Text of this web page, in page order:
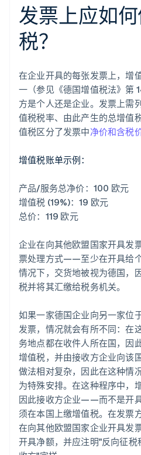
发票上应如
税？
在企业开具的每张发票上，增
一（参见《德国增值税法》第
方是个人还是企业。发票上需
值税税率、由此产生的总增值
值税区分了发票中净价和含税
增值税账单示例：
产品/服务总净价：100 欧元
增值税 (19%)：19 欧元
总价：119 欧元
企业在向其他欧盟国家开具发
票处理方式——至少在开具给
情况下，交货地被视为德国，
税并将其汇缴给税务机关。
如果一家德国企业向另一家位
发票，情况就会有所不同：在
务地点都在收件人所在国，因
增值税，并由接收方企业向该
做法相对复杂，因此在这种情
为特殊安排。在这种程序中，
因此接收方企业——而不是开
须在本国上缴增值税。在发票
在向其他欧盟国家企业开具发
开具净额，并应注明"反向征